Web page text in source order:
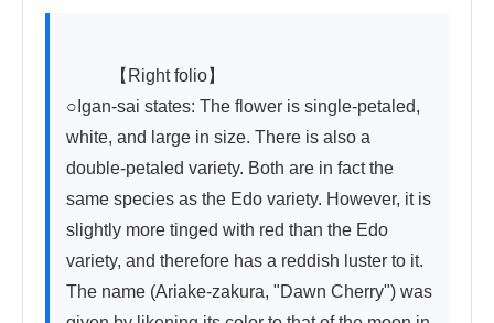
○Igan-sai states: The flower is single-petaled,
white, and large in size. There is also a
double-petaled variety. Both are in fact the
same species as the Edo variety. However, it is
slightly more tinged with red than the Edo
variety, and therefore has a reddish luster to it.
The name (Ariake-zakura, "Dawn Cherry") was